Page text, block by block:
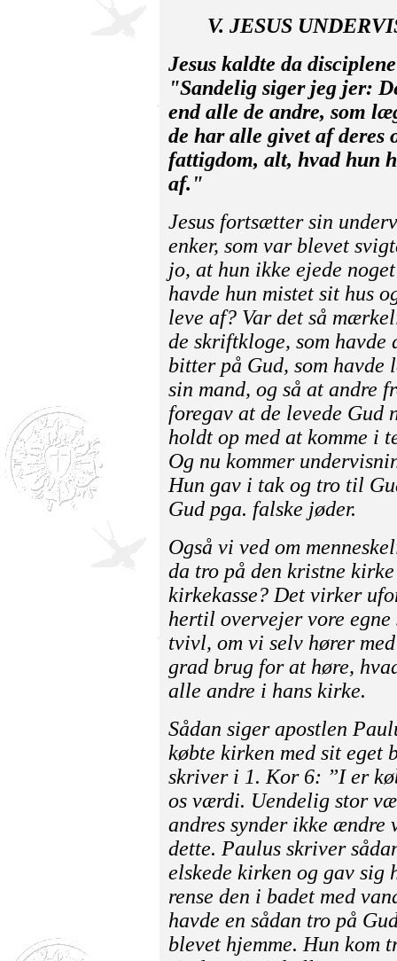
V. JESUS
Jesus kaldte da
"Sandelig siger jeg jer:
end alle de andre, som
de har alle givet af deres
fattigdom, alt, hvad hun
af."
Jesus fortsætter sin
enker, som var blevet
jo, at hun ikke ejede
havde hun mistet sit hus
leve af? Var det så
de skriftkloge, som havde
bitter på Gud, som havde
sin mand, og så at andre
foregav at de levede
holdt op med at komme i
Og nu kommer
Hun gav i tak og tro til
Gud pga. falske jøder.
Også vi ved om
da tro på den kristne
kirkekasse? Det virker
hertil overvejer vore
tvivl, om vi selv hører
grad brug for at høre,
alle andre i hans kirke.
Sådan siger apostlen
købte kirken med sit eget
skriver i 1. Kor 6: ”I er
os værdi. Uendelig stor
andres synder ikke ændre
dette. Paulus skriver
elskede kirken og gav sig
rense den i badet med
havde en sådan tro på
blevet hjemme. Hun kom